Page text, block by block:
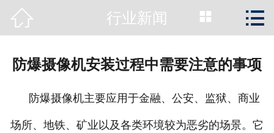
 首页
 行业新闻  
防爆摄像机安装过程中需要注意的事项
防爆摄像机主要应用于金融、公安、监狱、商业
场所、地铁、矿业以及各类环境较为恶劣的场景。它